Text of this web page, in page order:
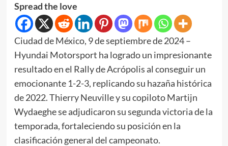
Spread the love
Ciudad de México, 9 de septiembre de 2024 –
Hyundai Motorsport ha logrado un impresionante
resultado en el Rally de Acrópolis al conseguir un
emocionante 1-2-3, replicando su hazaña histórica
de 2022. Thierry Neuville y su copiloto Martijn
Wydaeghe se adjudicaron su segunda victoria de la
temporada, fortaleciendo su posición en la
clasificación general del campeonato.